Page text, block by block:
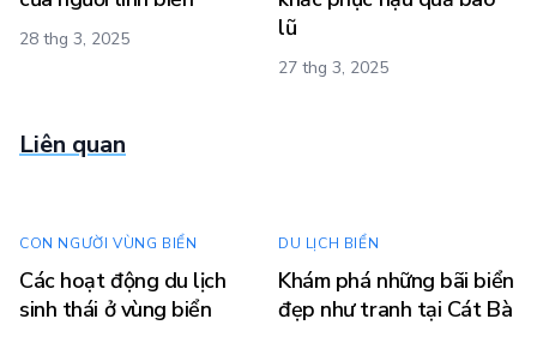
28 thg 3, 2025
lũ
27 thg 3, 2025
Liên quan
CON NGƯỜI VÙNG BIỂN
Các hoạt động du lịch
sinh thái ở vùng biển
DU LỊCH BIỂN
Khám phá những bãi biển
đẹp như tranh tại Cát Bà